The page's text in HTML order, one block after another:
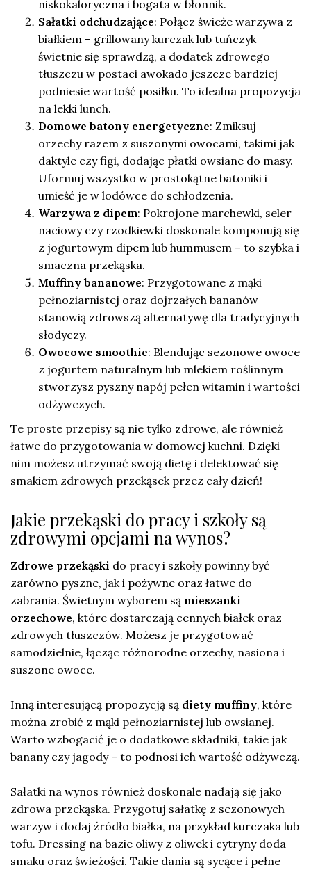
niskokaloryczna i bogata w błonnik.
Sałatki odchudzające: Połącz świeże warzywa z
białkiem – grillowany kurczak lub tuńczyk
świetnie się sprawdzą, a dodatek zdrowego
tłuszczu w postaci awokado jeszcze bardziej
podniesie wartość posiłku. To idealna propozycja
na lekki lunch.
Domowe batony energetyczne: Zmiksuj
orzechy razem z suszonymi owocami, takimi jak
daktyle czy figi, dodając płatki owsiane do masy.
Uformuj wszystko w prostokątne batoniki i
umieść je w lodówce do schłodzenia.
Warzywa z dipem: Pokrojone marchewki, seler
naciowy czy rzodkiewki doskonale komponują się
z jogurtowym dipem lub hummusem – to szybka i
smaczna przekąska.
Muffiny bananowe: Przygotowane z mąki
pełnoziarnistej oraz dojrzałych bananów
stanowią zdrowszą alternatywę dla tradycyjnych
słodyczy.
Owocowe smoothie: Blendując sezonowe owoce
z jogurtem naturalnym lub mlekiem roślinnym
stworzysz pyszny napój pełen witamin i wartości
odżywczych.
Te proste przepisy są nie tylko zdrowe, ale również
łatwe do przygotowania w domowej kuchni. Dzięki
nim możesz utrzymać swoją dietę i delektować się
smakiem zdrowych przekąsek przez cały dzień!
Jakie przekąski do pracy i szkoły są
zdrowymi opcjami na wynos?
Zdrowe przekąski do pracy i szkoły powinny być
zarówno pyszne, jak i pożywne oraz łatwe do
zabrania. Świetnym wyborem są mieszanki
orzechowe, które dostarczają cennych białek oraz
zdrowych tłuszczów. Możesz je przygotować
samodzielnie, łącząc różnorodne orzechy, nasiona i
suszone owoce.
Inną interesującą propozycją są diety muffiny, które
można zrobić z mąki pełnoziarnistej lub owsianej.
Warto wzbogacić je o dodatkowe składniki, takie jak
banany czy jagody – to podnosi ich wartość odżywczą.
Sałatki na wynos również doskonale nadają się jako
zdrowa przekąska. Przygotuj sałatkę z sezonowych
warzyw i dodaj źródło białka, na przykład kurczaka lub
tofu. Dressing na bazie oliwy z oliwek i cytryny doda
smaku oraz świeżości. Takie dania są sycące i pełne